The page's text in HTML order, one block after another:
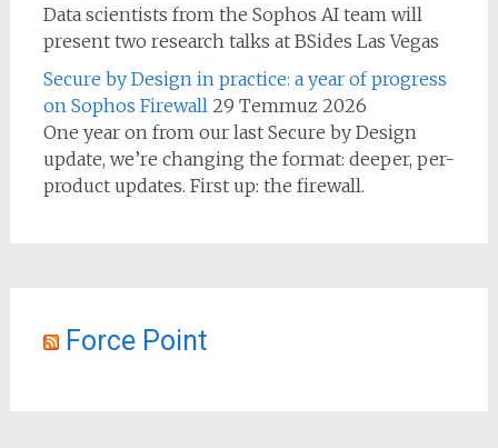
Data scientists from the Sophos AI team will
present two research talks at BSides Las Vegas
Secure by Design in practice: a year of progress
on Sophos Firewall 29 Temmuz 2026
One year on from our last Secure by Design
update, we’re changing the format: deeper, per-
product updates. First up: the firewall.
Force Point